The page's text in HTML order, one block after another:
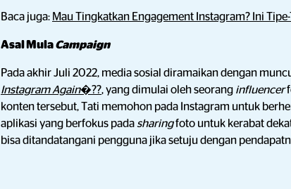
Baca juga: Mau Tingkatkan Engagement Instagram? Ini
Asal MulaCampaign
Pada akhir Juli 2022, media sosial diramaikan dengan
Instagram Again�??, yang dimulai oleh seorang influencer
konten tersebut, Tati memohon pada Instagram untuk
aplikasi yang berfokus pada sharingfoto untuk kerabat
bisa ditandatangani pengguna jika setuju dengan